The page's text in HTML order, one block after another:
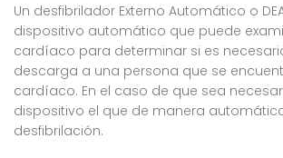
Un desfibrilador Externo Automático o
dispositivo automático que puede
cardíaco para determinar si es
descarga a una persona que se
cardíaco. En el caso de que sea
dispositivo el que de manera
desfibrilación.